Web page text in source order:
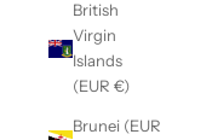
British
Virgin
Islands
(EUR €)
Brunei (EUR